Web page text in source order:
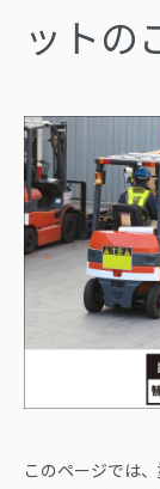
ットの
このページでは